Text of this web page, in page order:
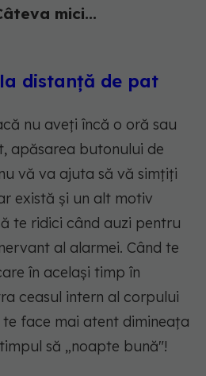
mici...
distanță de pat
nu aveți încă o oră sau
apăsarea butonului de
vă va ajuta să vă simțiți
există și un alt motiv
te ridici când auzi pentru
al alarmei. Când te
în același timp în
ceasul intern al corpului
te face mai atent dimineața
să „noapte bună"!